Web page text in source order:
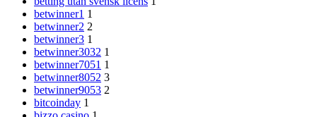
betwinner1 1
betwinner2 2
betwinner3 1
betwinner3032 1
betwinner7051 1
betwinner8052 3
betwinner9053 2
bitcoinday 1